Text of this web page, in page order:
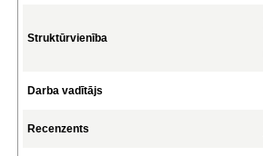
Struktūrvienība
Darba vadītājs
Recenzents